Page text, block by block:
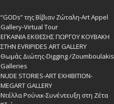
“GODs” της Βίβιαν Ζώταλη-Art Appel
Gallery-Virtual Tour
ΕΓΚΑΙΝΙΑ ΕΚΘΕΣΗΣ ΓΙΩΡΓΟΥ ΚΟΥΒΑΚΗ
ΣΤΗΝ EVRIPIDES ART GALLERY
Θωμάς Διώτης-Digging /Zoumboulakis
Galleries
NUDE STORIES-ΑRT EXHIBITION-
MEGART GALLERY
Ντέλλα Ρούνικ-Συνέντευξη στη Ζέτα